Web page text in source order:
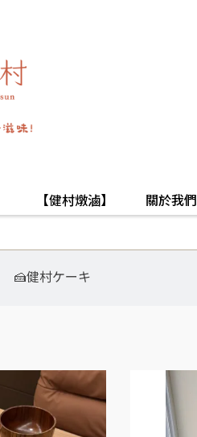
【健村燉滷】 關於我們
🍰健村ケーキ